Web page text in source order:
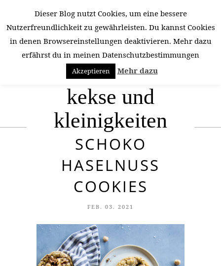
kekse und
kleinigkeiten
SCHOKO
HASELNUSS
COOKIES
FEB. 03. 2021
Dieser Blog nutzt Cookies, um eine bessere
Nutzerfreundlichkeit zu gewährleisten. Du kannst Cookies
in denen Browsereinstellungen deaktivieren. Mehr dazu
erfährst du in meinen Datenschutzbestimmungen
Akzeptieren Mehr dazu